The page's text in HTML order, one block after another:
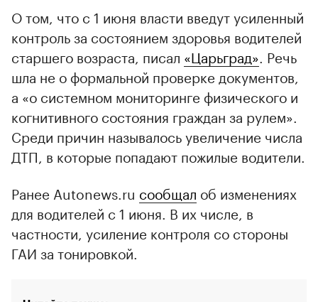
О том, что с 1 июня власти введут усиленный
контроль за состоянием здоровья водителей
старшего возраста, писал «Царьград» . Речь
шла не о формальной проверке документов,
а «о системном мониторинге физического и
когнитивного состояния граждан за рулем».
Среди причин называлось увеличение числа
ДТП, в которые попадают пожилые водители.
Ранее Autonews.ru сообщал об изменениях
для водителей с 1 июня. В их числе, в
частности, усиление контроля со стороны
ГАИ за тонировкой.